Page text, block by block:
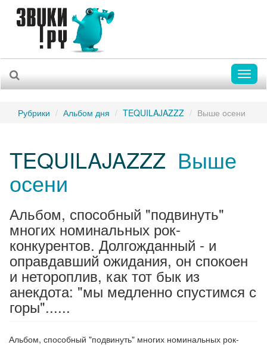
Рубрики Альбом дня TEQUILAJAZZZ Выше осени
TEQUILAJAZZZ Выше
осени
Альбом, способный "подвинуть"
многих номинальных рок-
конкурентов. Долгожданный - и
оправдавший ожидания, он спокоен
и нетороплив, как тот бык из
анекдота: "мы медленно спустимся с
горы"......
Альбом, способный "подвинуть" многих номинальных рок-